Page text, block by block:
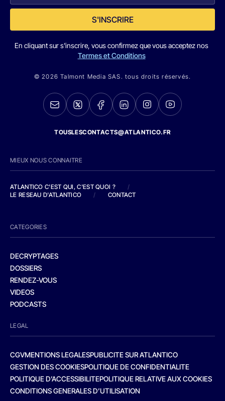
S'INSCRIRE
En cliquant sur s'inscrire, vous confirmez que vous acceptez nos
Termes et Conditions
© 2026 Talmont Media SAS. tous droits réservés.
TOUSLESCONTACTS@ATLANTICO.FR
MIEUX NOUS CONNAITRE
ATLANTICO C'EST QUI, C'EST QUOI ?
/
LE RESEAU D'ATLANTICO
/ CONTACT
CATEGORIES
DECRYPTAGES
DOSSIERS
RENDEZ-VOUS
VIDEOS
PODCASTS
LEGAL
CGVMENTIONS LEGALESPUBLICITE SUR ATLANTICO
GESTION DES COOKIESPOLITIQUE DE CONFIDENTIALITE
POLITIQUE D’ACCESSIBILITEPOLITIQUE RELATIVE AUX COOKIES
CONDITIONS GENERALES D’UTILISATION